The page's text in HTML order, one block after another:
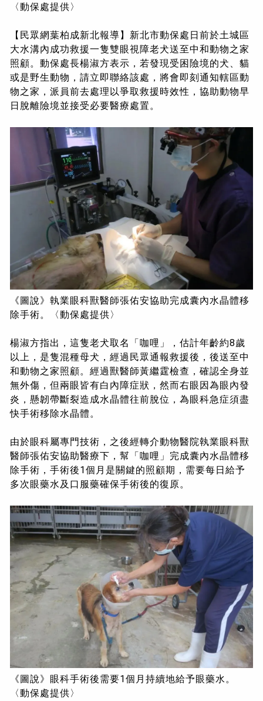
〈動保處提供〉
【民眾網葉柏成新北報導】新北市動保處日前於土城區
大水溝內成功救援一隻雙眼視障老犬送至中和動物之家
照顧。動保處長楊淑方表示，若發現受困險境的犬、貓
或是野生動物，請立即聯絡該處，將會即刻通知轄區動
物之家，派員前去處理以爭取救援時效性，協助動物早
日脫離險境並接受必要醫療處置。
《圖說》執業眼科獸醫師張佑安協助完成囊內水晶體移
除手術。〈動保處提供〉
楊淑方指出，這隻老犬取名「咖哩」，估計年齡約8歲
以上，是隻混種母犬，經過民眾通報救援後，後送至中
和動物之家照顧。經過獸醫師黃繼霆檢查，確認全身並
無外傷，但兩眼皆有白內障症狀，然而右眼因為眼內發
炎，懸韌帶斷裂造成水晶體往前脫位，為眼科急症須盡
快手術移除水晶體。
由於眼科屬專門技術，之後經轉介動物醫院執業眼科獸
醫師張佑安協助醫療下，幫「咖哩」完成囊內水晶體移
除手術，手術後1個月是關鍵的照顧期，需要每日給予
多次眼藥水及口服藥確保手術後的復原。
《圖說》眼科手術後需要1個月持續地給予眼藥水。
〈動保處提供〉